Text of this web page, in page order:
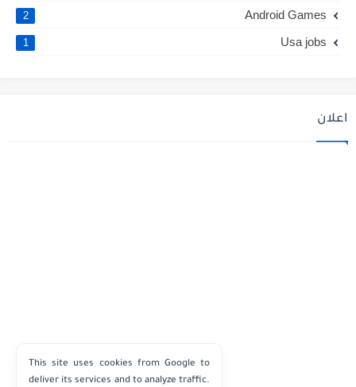
Android Games
2
Usa jobs
1
اعلان
This site uses cookies from Google to
deliver its services and to analyze traffic.